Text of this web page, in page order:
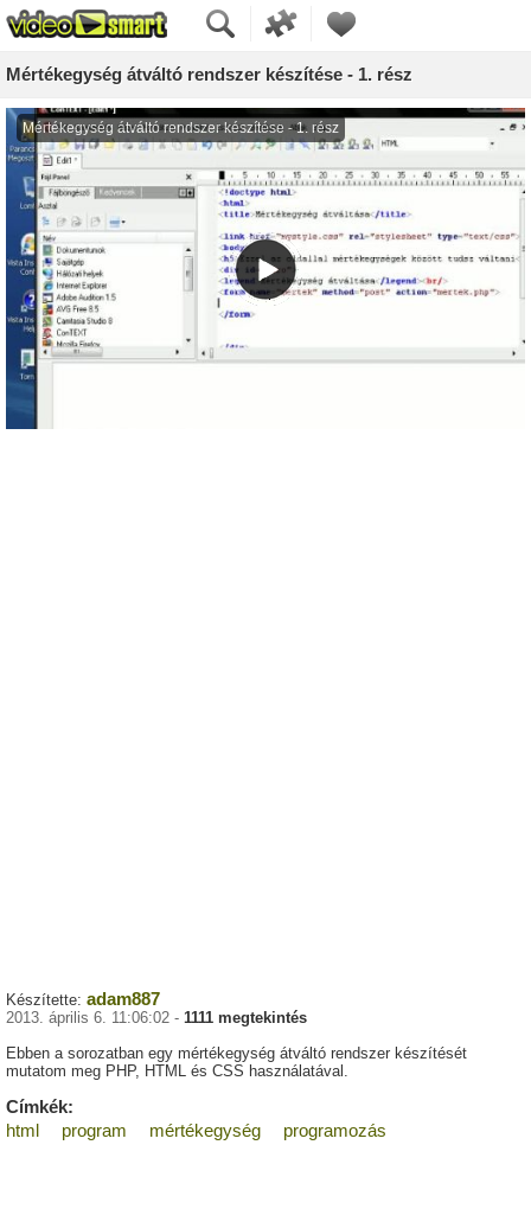
Mértékegység átváltó rendszer készítése - 1. rész
Készítette: adam887
2013. április 6. 11:06:02 - 1111 megtekintés
Ebben a sorozatban egy mértékegység átváltó rendszer készítését
mutatom meg PHP, HTML és CSS használatával.
Címkék:
html
program mértékegység programozás